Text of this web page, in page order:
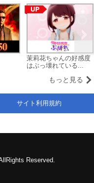
茉莉花ちゃんの好感度
はぶっ壊れている...
もっと見る
Reserved.
サイト利用規約